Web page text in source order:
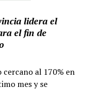
lidera el
el fin de
al 170% en
mes y se